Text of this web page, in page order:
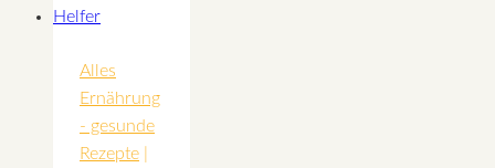
Alles
Ernährung
- gesunde
Rezepte